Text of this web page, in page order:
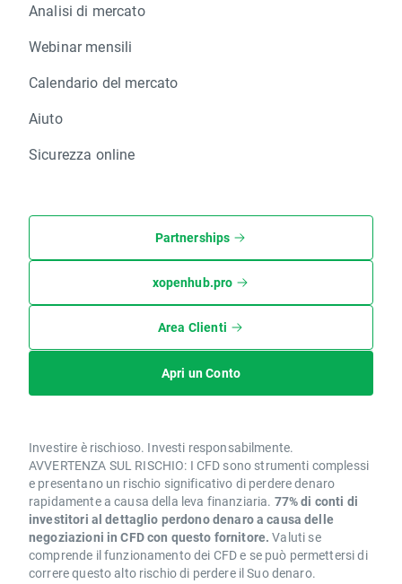
Analisi di mercato
Webinar mensili
Calendario del mercato
Aiuto
Sicurezza online
Partnerships
xopenhub.pro
Area Clienti
Apri un Conto
Investire è rischioso. Investi responsabilmente.
AVVERTENZA SUL RISCHIO: I CFD sono strumenti complessi
e presentano un rischio significativo di perdere denaro
rapidamente a causa della leva finanziaria. 77% di conti di
investitori al dettaglio perdono denaro a causa delle
negoziazioni in CFD con questo fornitore. Valuti se
comprende il funzionamento dei CFD e se può permettersi di
correre questo alto rischio di perdere il Suo denaro.